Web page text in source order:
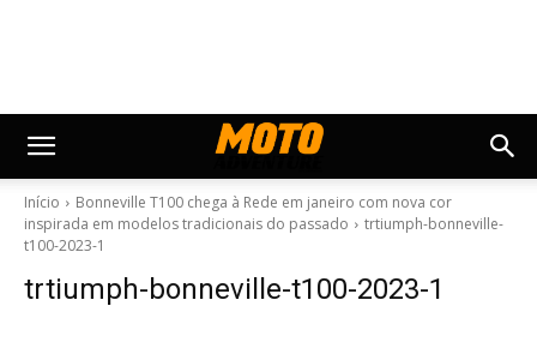
Início
Bonneville T100 chega à Rede em janeiro com nova cor
inspirada em modelos tradicionais do passado
trtiumph-bonneville-
t100-2023-1
trtiumph-bonneville-t100-2023-1